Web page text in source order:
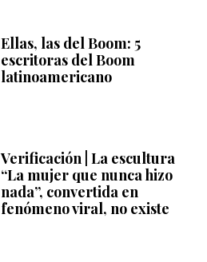
Ellas, las del Boom: 5
escritoras del Boom
latinoamericano
Verificación | La escultura
“La mujer que nunca hizo
nada”, convertida en
fenómeno viral, no existe